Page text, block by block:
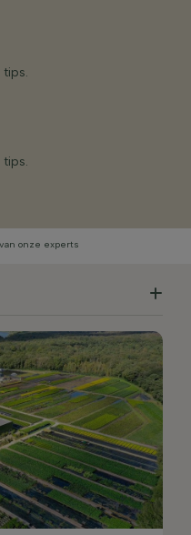
van onze experts